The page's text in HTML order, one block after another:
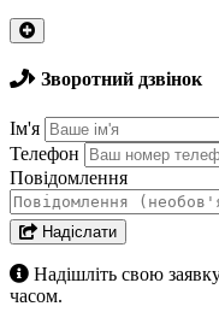
Зворотний дзвінок
Ім'я
Телефон
Повідомлення
Надіслати
Надішліть свою
часом.